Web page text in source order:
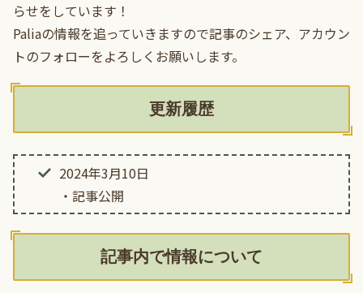
らせをしています！
Paliaの情報を追っていきますので記事のシェア、アカウン
トのフォローをよろしくお願いします。
更新履歴
2024年3月10日
・記事公開
記事内で情報について